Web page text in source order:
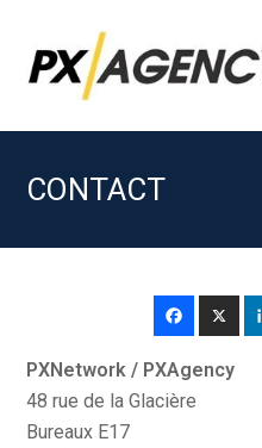
CONTACT
PXNetwork / PXAgency
48 rue de la Glacière
Bureaux E17